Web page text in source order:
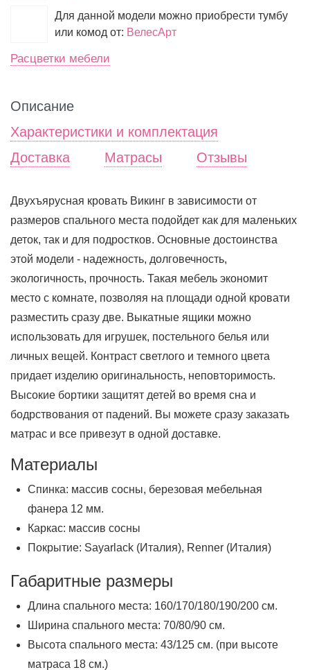
Для данной модели можно приобрести тумбу
или комод от: ВелесАрт
Расцветки мебели
Описание
Характеристики и комплектация
Доставка
Матрасы Отзывы
Двухъярусная кровать Викинг в зависимости от
размеров спального места подойдет как для маленьких
деток, так и для подростков. Основные достоинства
этой модели - надежность, долговечность,
экологичность, прочность. Такая мебель экономит
место с комнате, позволяя на площади одной кровати
разместить сразу две. Выкатные ящики можно
использовать для игрушек, постельного белья или
личных вещей. Контраст светлого и темного цвета
придает изделию оригинальность, неповторимость.
Высокие бортики защитят детей во время сна и
бодрствования от падений. Вы можете сразу заказать
матрас и все привезут в одной доставке.
Материалы
Спинка: массив сосны, березовая мебельная
фанера 12 мм.
Каркас: массив сосны
Покрытие: Sayarlack (Италия), Renner (Италия)
Габаритные размеры
Длина спального места: 160/170/180/190/200 см.
Ширина спального места: 70/80/90 см.
Высота спального места: 43/125 см. (при высоте
матраса 18 см.)